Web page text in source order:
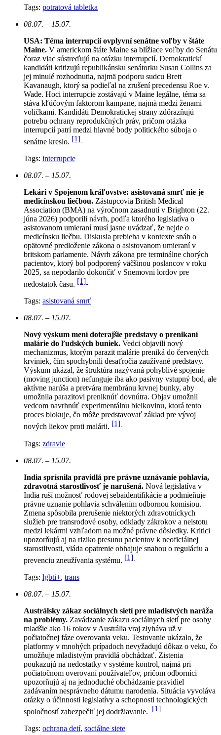
Tags: potratová tabletka
08.07. – 15.07.
USA: Téma interrupcií ovplyvní senátne voľby v štáte
Maine. V americkom štáte Maine sa blížiace voľby do Senátu
čoraz viac sústreďujú na otázku interrupcií. Demokratickí
kandidáti kritizujú republikánsku senátorku Susan Collins za
jej minulé rozhodnutia, najmä podporu sudcu Brett
Kavanaugh, ktorý sa podieľal na zrušení precedensu Roe v.
Wade. Hoci interrupcie zostávajú v Maine legálne, téma sa
stáva kľúčovým faktorom kampane, najmä medzi ženami
voličkami. Kandidáti Demokratickej strany zdôrazňujú
potrebu ochrany reprodukčných práv, pričom otázka
interrupcií patrí medzi hlavné body politického súboja o
senátne kreslo. [1]
Tags: interrupcie
08.07. – 15.07.
Lekári v Spojenom kráľovstve: asistovaná smrť nie je
medicínskou liečbou. Zástupcovia British Medical
Association (BMA) na výročnom zasadnutí v Brighton (22.
júna 2026) podporili návrh, podľa ktorého legislatíva o
asistovanom umieraní musí jasne uvádzať, že nejde o
medicínsku liečbu. Diskusia prebieha v kontexte snáh o
opätovné predloženie zákona o asistovanom umieraní v
britskom parlamente. Návrh zákona pre terminálne chorých
pacientov, ktorý bol podporený väčšinou poslancov v roku
2025, sa nepodarilo dokončiť v Snemovni lordov pre
nedostatok času. [1]
Tags: asistovaná smrť
08.07. – 15.07.
Nový výskum mení doterajšie predstavy o prenikaní
malárie do ľudských buniek. Vedci objavili nový
mechanizmus, ktorým parazit malárie preniká do červených
krviniek, čím spochybnili desaťročia zaužívané predstavy.
Výskum ukázal, že štruktúra nazývaná pohyblivé spojenie
(moving junction) nefunguje iba ako pasívny vstupný bod, ale
aktívne narúša a pretvára membránu krvnej bunky, aby
umožnila parazitovi preniknúť dovnútra. Objav umožnil
vedcom navrhnúť experimentálnu bielkovinu, ktorá tento
proces blokuje, čo môže predstavovať základ pre vývoj
nových liekov proti malárii. [1]
Tags: zdravie
08.07. – 15.07.
India sprísnila pravidlá pre právne uznávanie pohlavia,
zdravotná starostlivosť je narušená. Nová legislatíva v
India ruší možnosť rodovej sebaidentifikácie a podmieňuje
právne uznanie pohlavia schválením odbornou komisiou.
Zmena spôsobila prerušenie niektorých zdravotníckych
služieb pre transrodové osoby, odklady zákrokov a neistotu
medzi lekármi vzhľadom na možné právne dôsledky. Kritici
upozorňujú aj na riziko presunu pacientov k neoficiálnej
starostlivosti, vláda opatrenie obhajuje snahou o reguláciu a
prevenciu zneužívania systému. [1]
Tags: lgbti+, trans
08.07. – 15.07.
Austrálsky zákaz sociálnych sietí pre mladistvých naráža
na problémy. Zavádzanie zákazu sociálnych sietí pre osoby
mladšie ako 16 rokov v Austrália vraj zlyháva už v
počiatočnej fáze overovania veku. Testovanie ukázalo, že
platformy v mnohých prípadoch nevyžadujú dôkaz o veku, čo
umožňuje mladistvým pravidlá obchádzať. Zistenia
poukazujú na nedostatky v systéme kontrol, najmä pri
počiatočnom overovaní používateľov, pričom odborníci
upozorňujú aj na jednoduché obchádzanie pravidiel
zadávaním nesprávneho dátumu narodenia. Situácia vyvoláva
otázky o účinnosti legislatívy a schopnosti technologických
spoločností zabezpečiť jej dodržiavanie. [1]
Tags: ochrana detí, sociálne siete